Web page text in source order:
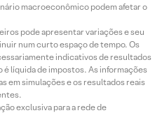
macroeconômico podem afetar o
pode apresentar variações e seu
num curto espaço de tempo. Os
indicativos de resultados
líquida de impostos. As informações
em simulações e os resultados reais
exclusiva para a rede de